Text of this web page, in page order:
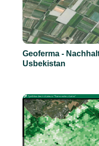
Geoferma -
Usbekistan